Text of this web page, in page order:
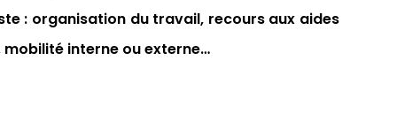
: organisation du travail, recours aux aides
interne ou externe…